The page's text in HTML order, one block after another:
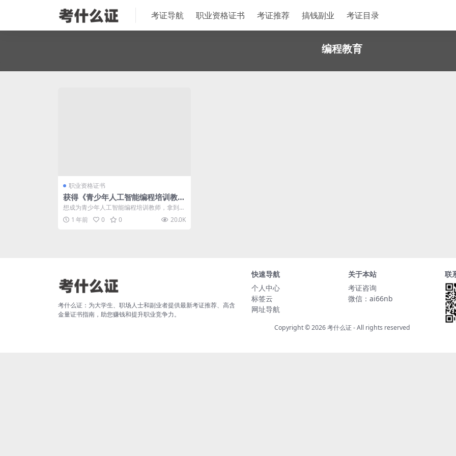
考证导航 职业资格证书 考证推荐 搞钱副业 考证目录
编程教育
职业资格证书
获得《青少年人工智能编程培训教
师》证书全攻略
想成为青少年人工智能编程培训教师，拿到官
方认可的证书吗？本文将为你详细介绍如何
通...1 年前 0 0 20.0K
考什么证：为大学生、职场人士和副业者提供最新考证推荐、高含
金量证书指南，助您赚钱和提升职业竞争力。
快速导航
个人中心
标签云
网址导航
关于本站
考证咨询
微信：ai66nb
联
Copyright © 2026考什么证- All rights reserved